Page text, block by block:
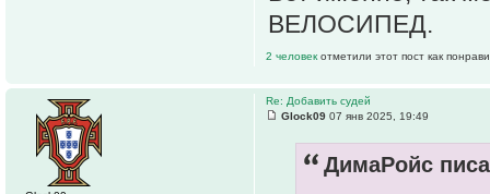
ВЕЛОСИПЕД.
2 человекотметили этот пост как
Re: Добавить судей
Glock09 07 янв 2025, 19:49
ДимаРойс